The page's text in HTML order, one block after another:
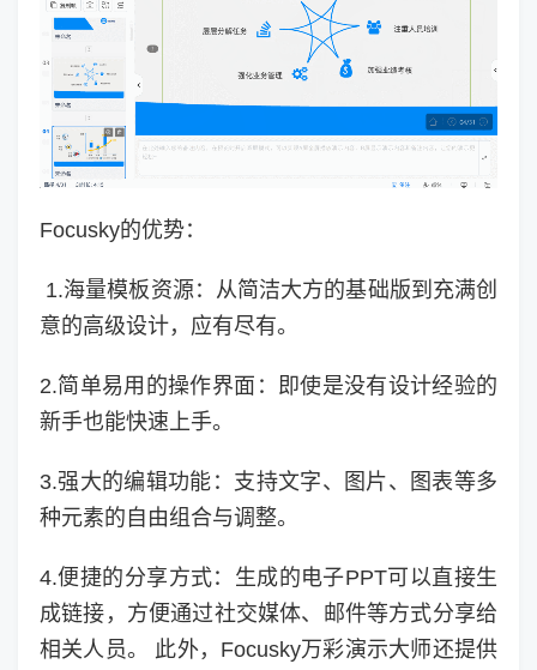
Focusky的优势：
1.海量模板资源：从简洁大方的基础版到充满创
意的高级设计，应有尽有。
2.简单易用的操作界面：即使是没有设计经验的
新手也能快速上手。
3.强大的编辑功能：支持文字、图片、图表等多
种元素的自由组合与调整。
4.便捷的分享方式：生成的电子PPT可以直接生
成链接，方便通过社交媒体、邮件等方式分享给
相关人员。 此外，Focusky万彩演示大师还提供